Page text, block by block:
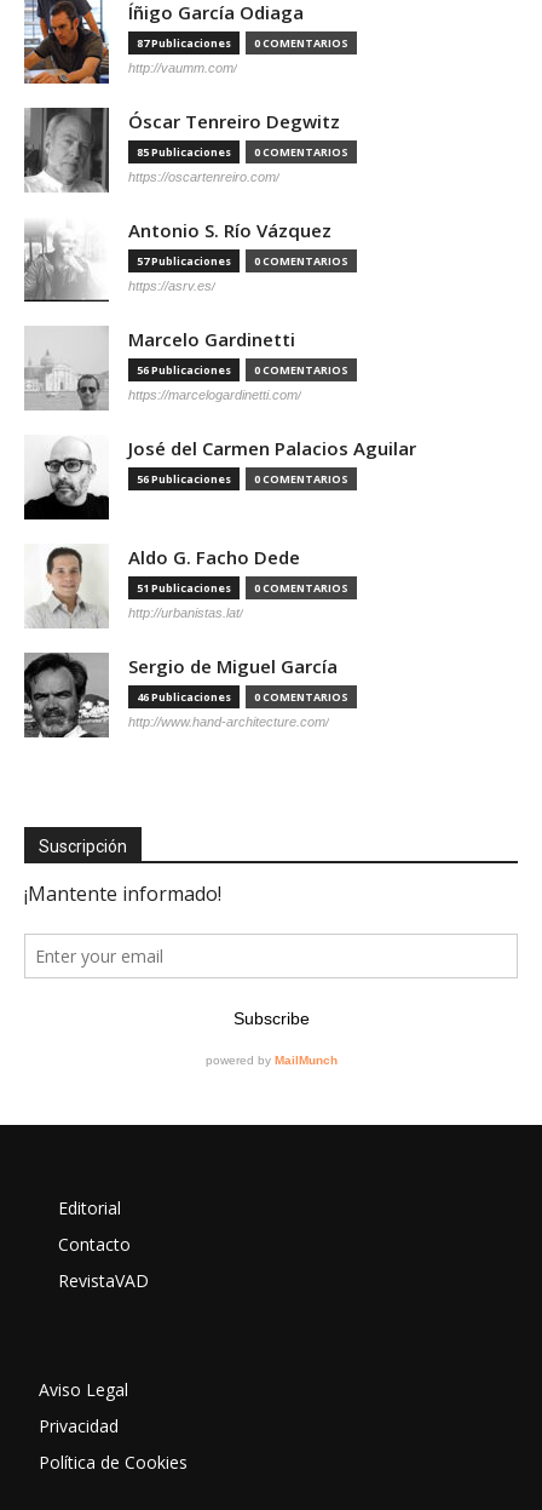
Íñigo García Odiaga
87 Publicaciones 0 COMENTARIOS
http://vaumm.com/
Óscar Tenreiro Degwitz
85 Publicaciones 0 COMENTARIOS
https://oscartenreiro.com/
Antonio S. Río Vázquez
57 Publicaciones 0 COMENTARIOS
https://asrv.es/
Marcelo Gardinetti
56 Publicaciones 0 COMENTARIOS
https://marcelogardinetti.com/
José del Carmen Palacios Aguilar
56 Publicaciones 0 COMENTARIOS
Aldo G. Facho Dede
51 Publicaciones 0 COMENTARIOS
http://urbanistas.lat/
Sergio de Miguel García
46 Publicaciones 0 COMENTARIOS
http://www.hand-architecture.com/
Suscripción
Editorial
Contacto
RevistaVAD
Aviso Legal
Privacidad
Política de Cookies